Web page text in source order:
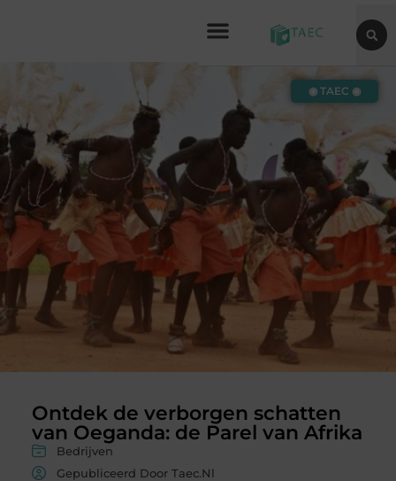
Ontdek de verborgen schatten
van Oeganda: de Parel van Afrika
Bedrijven
Gepubliceerd Door Taec.nl
◉ TAEC ◉